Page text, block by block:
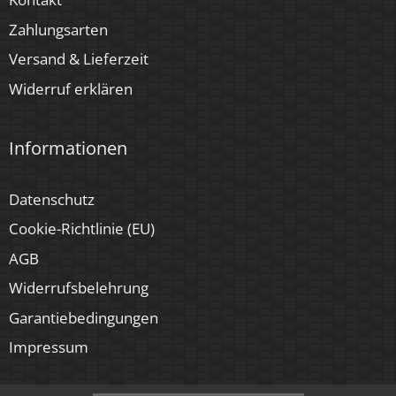
Zahlungsarten
Versand & Lieferzeit
Widerruf erklären
Informationen
Datenschutz
Cookie-Richtlinie (EU)
AGB
Widerrufsbelehrung
Garantiebedingungen
Impressum